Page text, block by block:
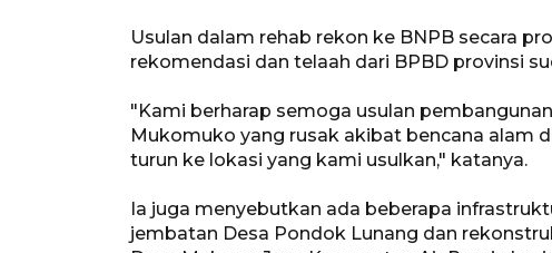
Usulan dalam rehab rekon ke BNPB secara
rekomendasi dan telaah dari BPBD provinsi
"Kami berharap semoga usulan
Mukomuko yang rusak akibat bencana alam
turun ke lokasi yang kami usulkan," katanya.
Ia juga menyebutkan ada beberapa
jembatan Desa Pondok Lunang dan